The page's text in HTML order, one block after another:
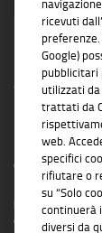
Compass Banca
Mediobanca:
pubblicitario con
documenti
ricevuti
Google)
pubblicitari
utilizzati
trattati da
web.
specifici
rifiutare o
su “Solo
continuerà
diversi da